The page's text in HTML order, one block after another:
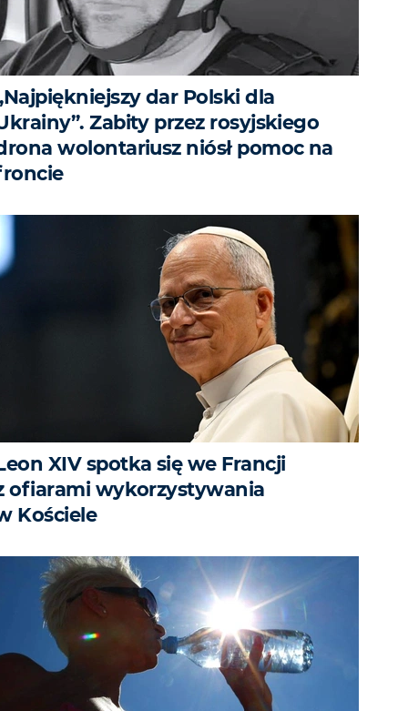
dar Polski dla
Zabity przez rosyjskiego
wolontariusz niósł pomoc na
XIV spotka się we Francji
ofiarami wykorzystywania
Kościele